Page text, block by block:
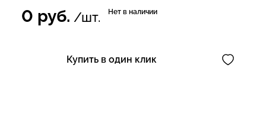
0 руб. /шт. Нет в наличии
Купить в один клик